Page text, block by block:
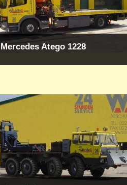
Mercedes Atego 1228